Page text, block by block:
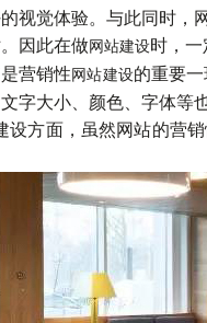
视觉体验。与此同时
因此在做网站建设时，一
营销性 网站建设的重要
字大小、颜色、字体等
设方面，虽然网站的营